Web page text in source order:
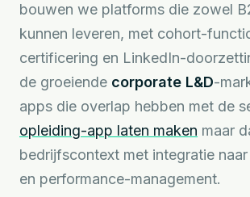
bouwen we platforms die zowel
kunnen leveren, met cohort-
certificering en LinkedIn-
de groeiende corporate L&D-
apps die overlap hebben met de
opleiding-app laten maken maar
bedrijfscontext met integratie
en performance-management.